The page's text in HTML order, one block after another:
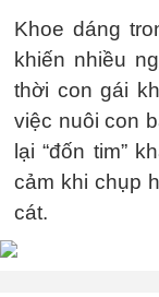
Khoe dáng
khiến nhiều
thời con gái
việc nuôi con
lại “đốn tim”
cảm khi chụp
cát.